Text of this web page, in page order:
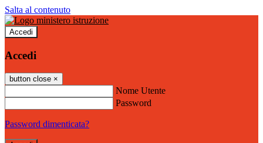
Salta al contenuto
Accedi
Accedi
button close ×
Nome Utente
Password
Password dimenticata?